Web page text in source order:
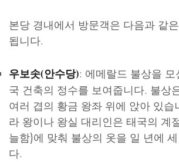
본당 경내에서 방문객은 다음과 같
됩니다.
우보솟(안수당): 에메랄드 불상을
국 건축의 정수를 보여줍니다. 불상
여러 겹의 황금 왕좌 위에 앉아 있습
라 왕이나 왕실 대리인은 태국의 계
늘함)에 맞춰 불상의 옷을 일 년에
다.